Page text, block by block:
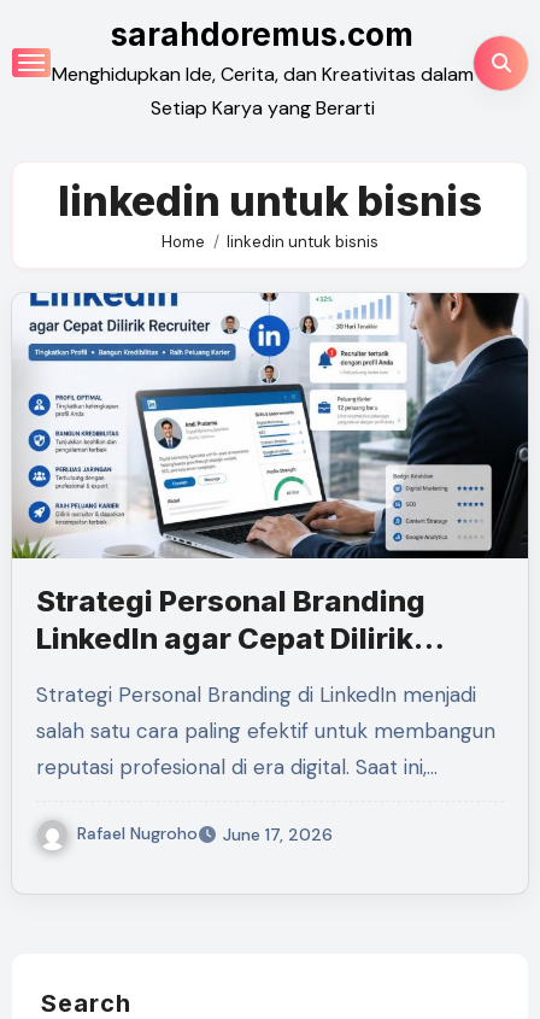
to
content
sarahdoremus.com
Menghidupkan Ide, Cerita, dan Kreativitas dalam
Setiap Karya yang Berarti
linkedin untuk bisnis
Home linkedin untuk bisnis
Strategi Personal Branding
LinkedIn agar Cepat Dilirik
Strategi Personal Branding di LinkedIn menjadi
salah satu cara paling efektif untuk membangun
reputasi profesional di era digital. Saat ini,…
Rafael Nugroho June 17, 2026
Search